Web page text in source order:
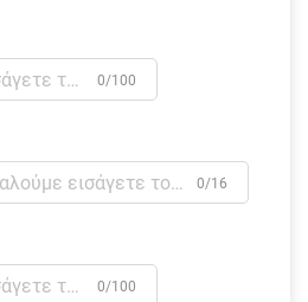
0/100
0/16
0/100